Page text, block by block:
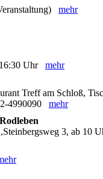
mehr
Uhr mehr
Treff am Schloß,
4990090 mehr
3, ab 10